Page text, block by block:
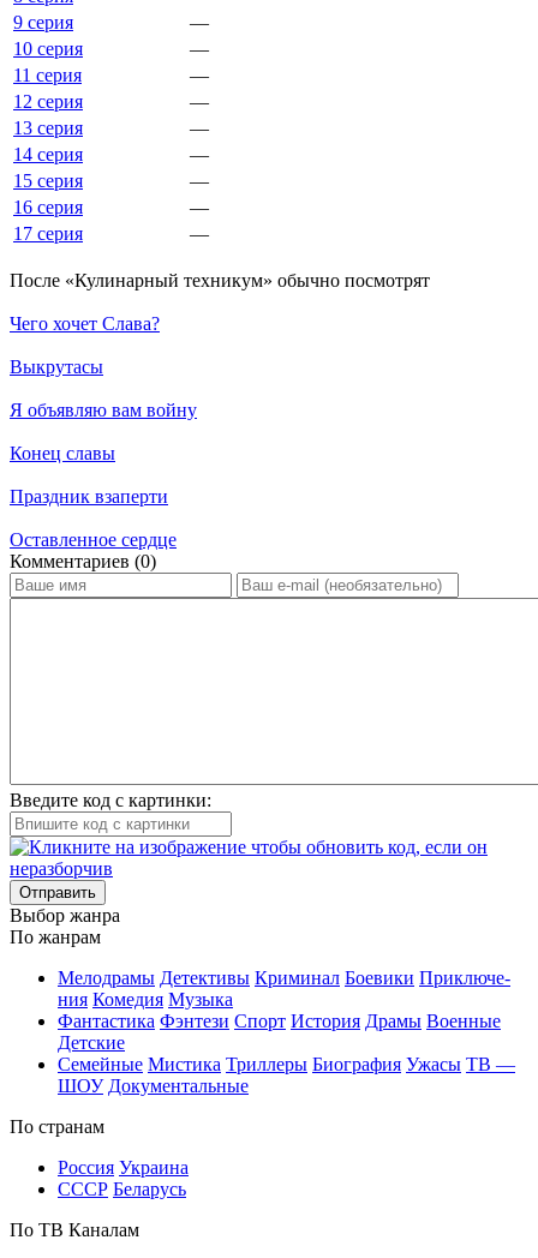
9 серия
—
10 серия
—
11 серия
—
12 серия
—
13 серия
—
14 серия
—
15 серия
—
16 серия
—
17 серия
—
По­сле «Кулинарный техникум» обыч­но по­смот­рят
Чего хочет Слава?
Выкрутасы
Я объявляю вам войну
Конец славы
Праздник взаперти
Оставленное сердце
Ком­мен­та­ри­ев (0)
Введите код с картинки:
Отправить
Вы­бор жан­ра
По жан­рам
Ме­ло­дра­мы Де­тек­ти­вы Кри­ми­нал Бое­ви­ки При­клю­че­
ния Ко­ме­дия Му­зы­ка
Фан­та­сти­ка Фэн­те­зи Спорт Ис­то­рия Дра­мы Во­ен­ные
Дет­ские
Се­мей­ные Мис­ти­ка Трил­ле­ры Био­гра­фия Ужа­сы ТВ —
ШОУ До­ку­мен­таль­ные
По стра­нам
Рос­сия Ук­раи­на
СССР Бе­ла­русь
По ТВ Ка­на­лам